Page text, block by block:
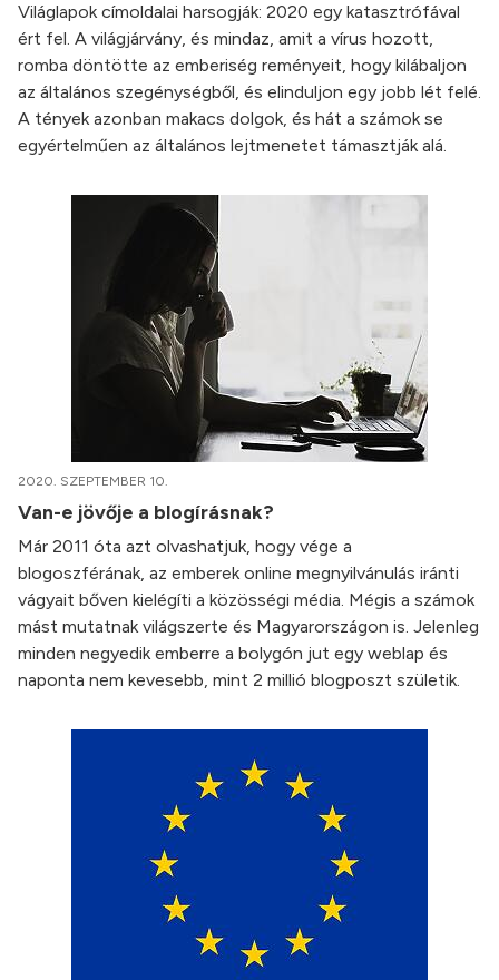
Világlapok címoldalai harsogják: 2020 egy katasztrófával
ért fel. A világjárvány, és mindaz, amit a vírus hozott,
romba döntötte az emberiség reményeit, hogy kilábaljon
az általános szegénységből, és elinduljon egy jobb lét felé.
A tények azonban makacs dolgok, és hát a számok se
egyértelműen az általános lejtmenetet támasztják alá.
2020. SZEPTEMBER 10.
Van-e jövője a blogírásnak?
Már 2011 óta azt olvashatjuk, hogy vége a
blogoszférának, az emberek online megnyilvánulás iránti
vágyait bőven kielégíti a közösségi média. Mégis a számok
mást mutatnak világszerte és Magyarországon is. Jelenleg
minden negyedik emberre a bolygón jut egy weblap és
naponta nem kevesebb, mint 2 millió blogposzt születik.